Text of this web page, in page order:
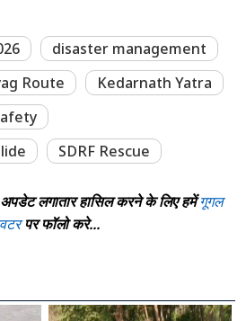
disaster management
Route
Kedarnath Yatra
SDRF Rescue
लगातार हासिल करने के लिए हमेंगूगल
पर फॉलो करे...